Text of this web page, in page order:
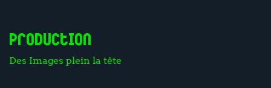
Production
Des Images plein la tête